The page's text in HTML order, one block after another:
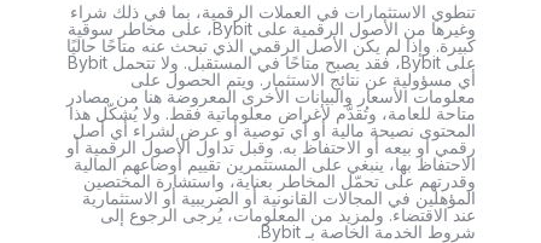
تنطوي الاستثمارات في العملات الرقمية، بما في ذلك شراء
وغيرها من الأصول الرقمية على Bybit، على مخاطر سوقية
كبيرة. وإذا لم يكن الأصل الرقمي الذي تبحث عنه متاحًا حاليًا
على Bybit، فقد يصبح متاحًا في المستقبل. ولا تتحمل Bybit
أي مسؤولية عن نتائج الاستثمار. ويتم الحصول على
معلومات الأسعار والبيانات الأخرى المعروضة هنا من مصادر
متاحة للعامة، وتُقدَّم لأغراض معلوماتية فقط. ولا يُشكّل هذا
المحتوى نصيحة مالية أو أي توصية أو عرض لشراء أي أصل
رقمي أو بيعه أو الاحتفاظ به. وقبل تداول الأصول الرقمية أو
الاحتفاظ بها، ينبغي على المستثمرين تقييم أوضاعهم المالية
وقدرتهم على تحمّل المخاطر بعناية، واستشارة المختصين
المؤهلين في المجالات القانونية أو الضريبية أو الاستثمارية
عند الاقتضاء. ولمزيد من المعلومات، يُرجى الرجوع إلى
شروط الخدمة الخاصة بـ Bybit.